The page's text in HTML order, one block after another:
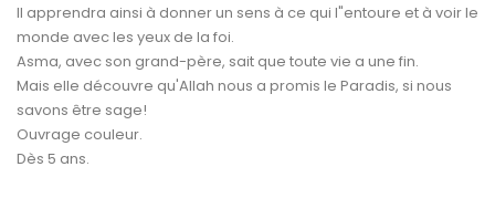
Il apprendra ainsi à donner un sens à ce qui l"entoure et à voir le
monde avec les yeux de la foi.
Asma, avec son grand-père, sait que toute vie a une fin.
Mais elle découvre qu'Allah nous a promis le Paradis, si nous
savons être sage!
Ouvrage couleur.
Dès 5 ans.